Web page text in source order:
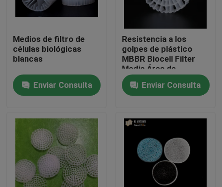
Éntrenos en contacto con
El blog
Pida una cita
Medios de filtro MBBR
Bio medios de MBBR
Medios de filtro de
células biológicas
blancas
Enviar Consulta
Resistencia a los
golpes de plástico
MBBR Biocell Filter
Media Área de
superficie alta para
RAS Enviar Consulta